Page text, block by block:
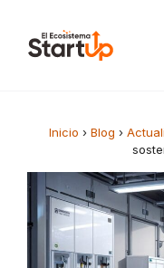
Inicio › Blog ›